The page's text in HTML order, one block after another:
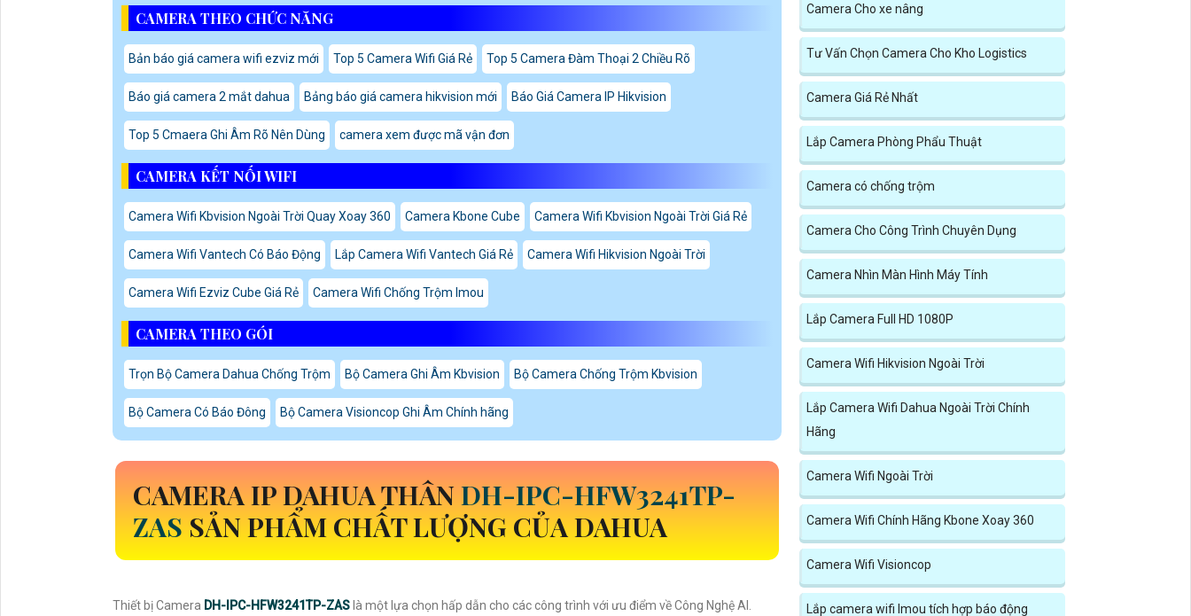
CAMERA THEO CHỨC NĂNG
Bản báo giá camera wifi ezviz mới Top 5 Camera Wifi Giá Rẻ Top 5 Camera Đàm Thoại 2 Chiều Rõ
Báo giá camera 2 mắt dahua Bảng báo giá camera hikvision mới Báo Giá Camera IP Hikvision
Top 5 Cmaera Ghi Âm Rõ Nên Dùng camera xem được mã vận đơn
CAMERA KẾT NỐI WIFI
Camera Wifi Kbvision Ngoài Trời Quay Xoay 360 Camera Kbone Cube Camera Wifi Kbvision Ngoài Trời Giá Rẻ
Camera Wifi Vantech Có Báo Động Lắp Camera Wifi Vantech Giá Rẻ Camera Wifi Hikvision Ngoài Trời
Camera Wifi Ezviz Cube Giá Rẻ Camera Wifi Chống Trộm Imou
CAMERA THEO GÓI
Trọn Bộ Camera Dahua Chống Trộm Bộ Camera Ghi Âm Kbvision Bộ Camera Chống Trộm Kbvision
Bộ Camera Có Báo Đông Bộ Camera Visioncop Ghi Âm Chính hãng
CAMERA IP DAHUA THÂNDH-IPC-HFW3241TP-
ZASSẢN PHẨM CHẤT LƯỢNG CỦA DAHUA
Thiết bị Camera DH-IPC-HFW3241TP-ZAS là một lựa chọn hấp dẫn cho các công trình với ưu điểm về Công Nghệ AI.
Camera Cho xe nâng
Tư Vấn Chọn Camera Cho Kho Logistics
Camera Giá Rẻ Nhất
Lắp Camera Phòng Phẩu Thuật
Camera có chống trộm
Camera Cho Công Trình Chuyên Dụng
Camera Nhìn Màn Hình Máy Tính
Lắp Camera Full HD 1080P
Camera Wifi Hikvision Ngoài Trời
Lắp Camera Wifi Dahua Ngoài Trời Chính
Hãng
Camera Wifi Ngoài Trời
Camera Wifi Chính Hãng Kbone Xoay 360
Camera Wifi Visioncop
Lắp camera wifi Imou tích hợp báo động